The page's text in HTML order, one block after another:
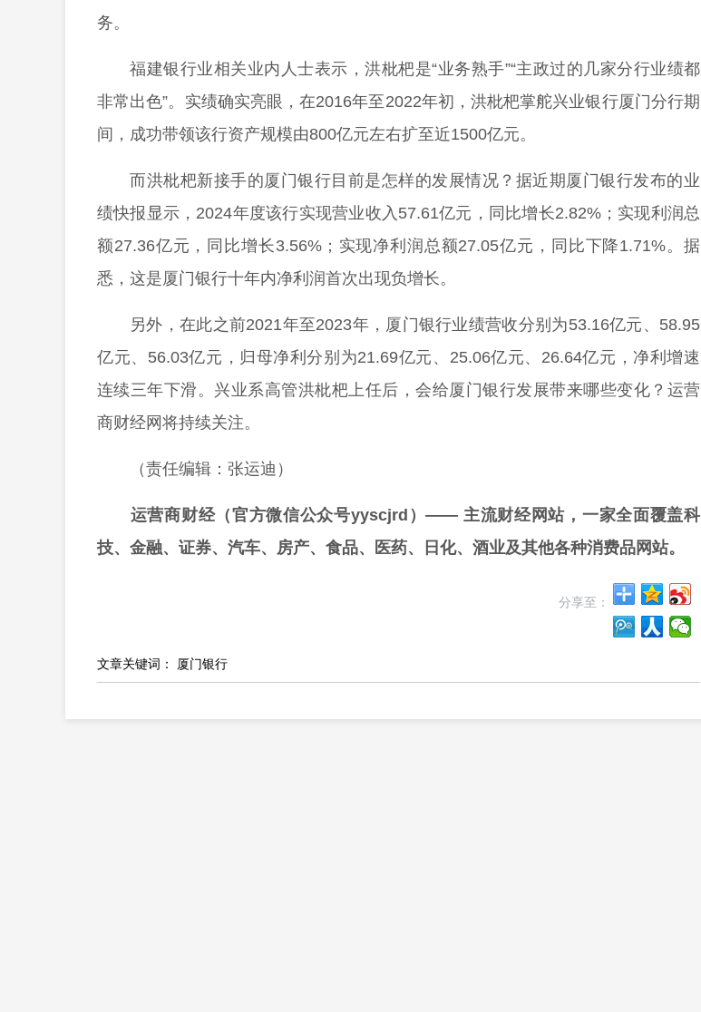
务。
福建银行业相关业内人士表示，洪枇杷是“业务熟手”“主政过的几家分行业绩都
非常出色”。实绩确实亮眼，在2016年至2022年初，洪枇杷掌舵兴业银行厦门分行期
间，成功带领该行资产规模由800亿元左右扩至近1500亿元。
而洪枇杷新接手的厦门银行目前是怎样的发展情况？据近期厦门银行发布的业
绩快报显示，2024年度该行实现营业收入57.61亿元，同比增长2.82%；实现利润总
额27.36亿元，同比增长3.56%；实现净利润总额27.05亿元，同比下降1.71%。据
悉，这是厦门银行十年内净利润首次出现负增长。
另外，在此之前2021年至2023年，厦门银行业绩营收分别为53.16亿元、58.95
亿元、56.03亿元，归母净利分别为21.69亿元、25.06亿元、26.64亿元，净利增速
连续三年下滑。兴业系高管洪枇杷上任后，会给厦门银行发展带来哪些变化？运营
商财经网将持续关注。
（责任编辑：张运迪）
运营商财经（官方微信公众号yyscjrd）—— 主流财经网站，一家全面覆盖科
技、金融、证券、汽车、房产、食品、医药、日化、酒业及其他各种消费品网站。
分享至：
文章关键词： 厦门银行